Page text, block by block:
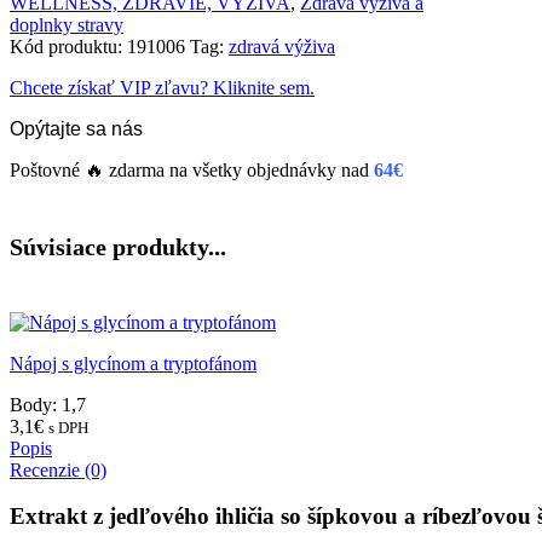
doplnky stravy
Kód produktu: 191006 Tag: zdravá výživa
Chcete získať VIP zľavu? Kliknite sem.
Opýtajte sa nás
Poštovné 🔥 zdarma na všetky objednávky nad 64€
Súvisiace produkty...
Nápoj s glycínom a tryptofánom
Body: 1,7
3,1€ s DPH
Popis
Recenzie (0)
Extrakt z jedľového ihličia so šípkovou a ríbezľovou